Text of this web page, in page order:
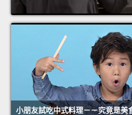
小朋友試吃中式料理－－究竟是美